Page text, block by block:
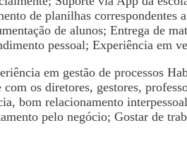
de planilhas correspondentes
de alunos; Entrega de
pessoal; Experiência em
em gestão de processos
os diretores, gestores,
bom relacionamento
pelo negócio; Gostar de